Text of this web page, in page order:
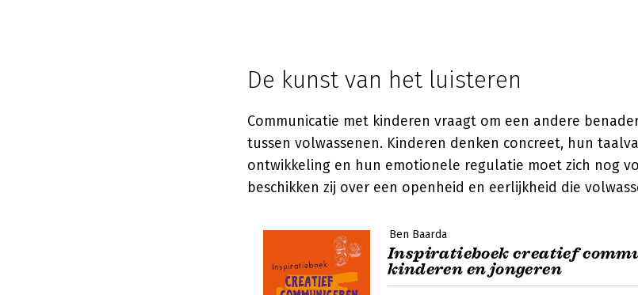
De kunst van het luisteren
Communicatie met kinderen vraagt om een andere
tussen volwassenen. Kinderen denken concreet, hun
ontwikkeling en hun emotionele regulatie moet zich nog
beschikken zij over een openheid en eerlijkheid die
Ben Baarda
Inspiratieboek creatief
kinderen en jongeren